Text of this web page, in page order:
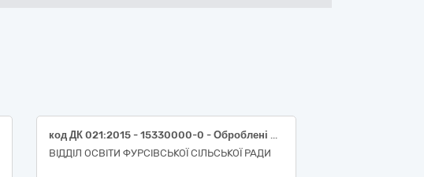
код ДК 021:2015 - 15330000-0 - Оброблені фрукти та овочі (Cуміш сухофруктів, Горошок зелений заморожений, Суміш фруктово-ягідна, заморожена, Паста томатна)
ВІДДІЛ ОСВІТИ ФУРСІВСЬКОЇ СІЛЬСЬКОЇ РАДИ